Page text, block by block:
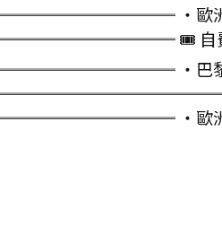
・歐洲素食安
🎟 自費
巴黎夜遊 120 分
・歐洲扒手猖